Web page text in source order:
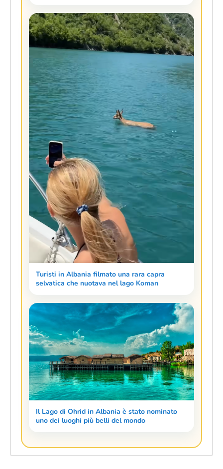
Turisti in Albania filmato una rara capra
selvatica che nuotava nel lago Koman
Il Lago di Ohrid in Albania è stato nominato
uno dei luoghi più belli del mondo